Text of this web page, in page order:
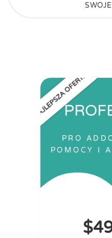
NAJLEPSZA OFERTA
PRO
POMOCY I